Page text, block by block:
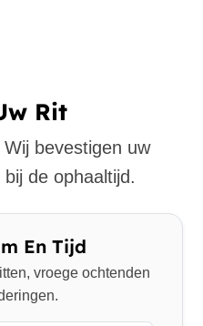
Rit
bevestigen uw
de ophaaltijd.
En Tijd
vroege ochtenden